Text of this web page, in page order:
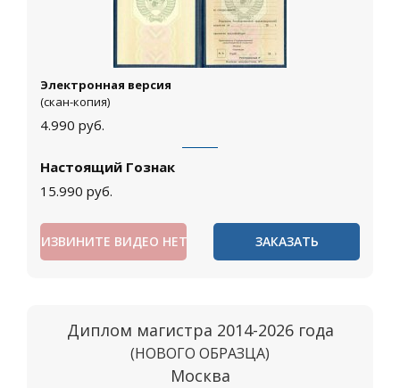
Электронная версия
(скан-копия)
4.990 руб.
Настоящий Гознак
15.990 руб.
ИЗВИНИТЕ ВИДЕО НЕТ ЗАКАЗАТЬ
Диплом магистра 2014-2026 года
(НОВОГО ОБРАЗЦА)
Москва